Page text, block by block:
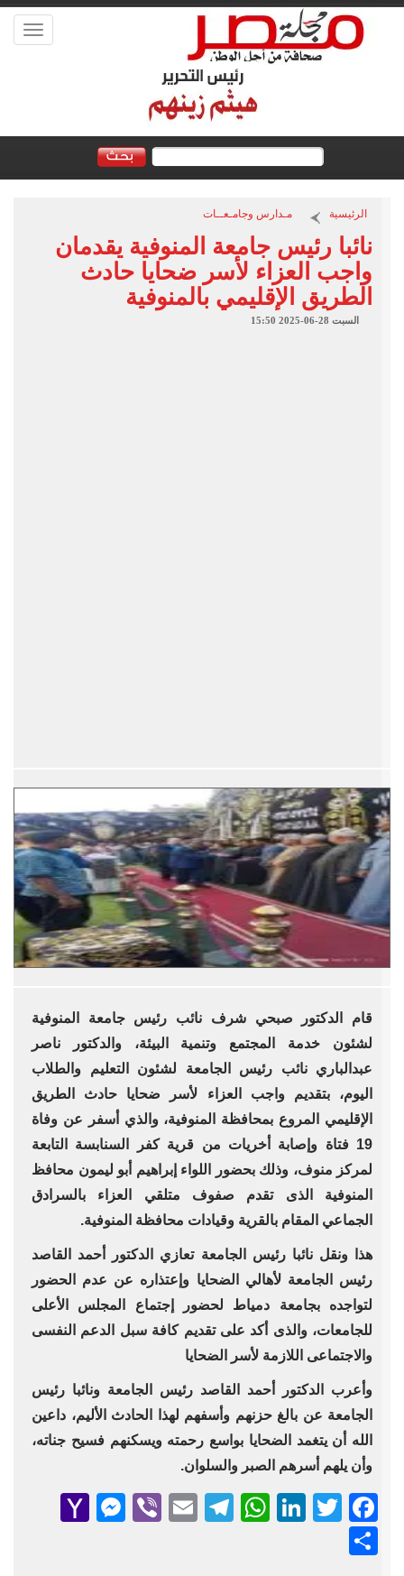
Toggle
الرئيسية مـدارس وجامـعــات
نائبا رئيس جامعة المنوفية يقدمان
واجب العزاء لأسر ضحايا حادث
الطريق الإقليمي بالمنوفية
السبت 28-06-2025 15:50
قام الدكتور صبحي شرف نائب رئيس جامعة المنوفية
لشئون خدمة المجتمع وتنمية البيئة، والدكتور ناصر
عبدالباري نائب رئيس الجامعة لشئون التعليم والطلاب
اليوم، بتقديم واجب العزاء لأسر ضحايا حادث الطريق
الإقليمي المروع بمحافظة المنوفية، والذي أسفر عن وفاة
19 فتاة وإصابة أخريات من قرية كفر السنابسة التابعة
لمركز منوف، وذلك بحضور اللواء إبراهيم أبو ليمون محافظ
المنوفية الذى تقدم صفوف متلقي العزاء بالسرادق
الجماعي المقام بالقرية وقيادات محافظة المنوفية.
هذا ونقل نائبا رئيس الجامعة تعازي الدكتور أحمد القاصد
رئيس الجامعة لأهالي الضحايا وإعتذاره عن عدم الحضور
لتواجده بجامعة دمياط لحضور إجتماع المجلس الأعلى
للجامعات، والذى أكد على تقديم كافة سبل الدعم النفسى
والاجتماعى اللازمة لأسر الضحايا
وأعرب الدكتور أحمد القاصد رئيس الجامعة ونائبا رئيس
الجامعة عن بالغ حزنهم وأسفهم لهذا الحادث الأليم، داعين
الله أن يتغمد الضحايا بواسع رحمته ويسكنهم فسيح جناته،
وأن يلهم أسرهم الصبر والسلوان.
Facebook
Twitter
LinkedIn
WhatsApp
Telegram
Email
Viber